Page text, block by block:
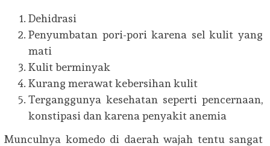
Dehidrasi
Penyumbatan pori-pori karena sel kulit yang
mati
Kulit berminyak
Kurang merawat kebersihan kulit
Terganggunya kesehatan seperti pencernaan,
konstipasi dan karena penyakit anemia
Munculnya komedo di daerah wajah tentu sangat